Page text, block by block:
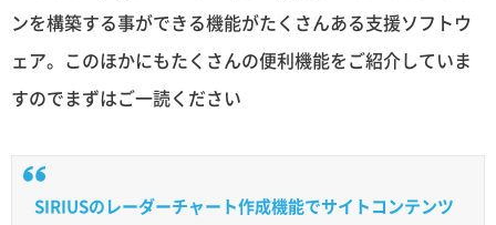
ンを構築する事ができる機能がたくさんある支援ソフトウ
ェア。このほかにもたくさんの便利機能をご紹介していま
すのでまずはご一読ください
SIRIUSのレーダーチャート作成機能でサイトコンテンツ